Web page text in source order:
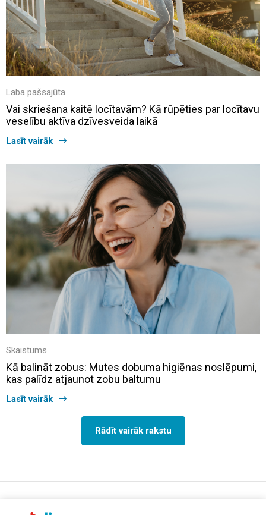
Laba pašsajūta
Vai skriešana kaitē locītavām? Kā rūpēties par locītavu
veselību aktīva dzīvesveida laikā
Lasīt vairāk
Skaistums
Kā balināt zobus: Mutes dobuma higiēnas noslēpumi,
kas palīdz atjaunot zobu baltumu
Lasīt vairāk
Rādīt vairāk rakstu